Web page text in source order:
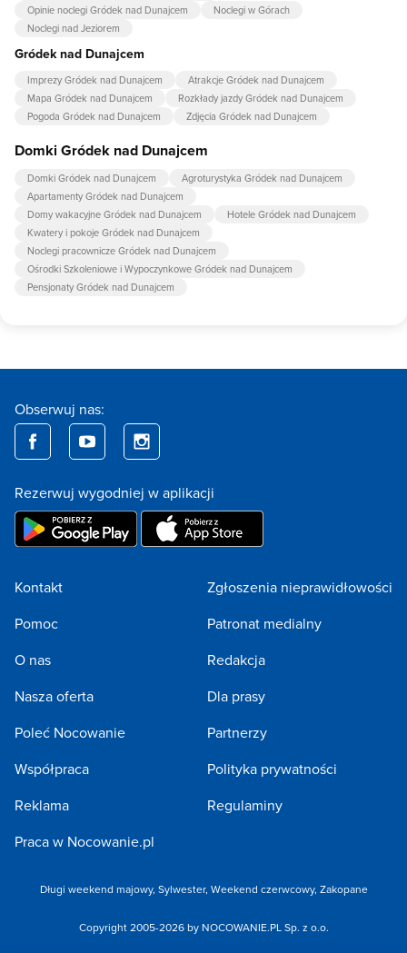
Opinie noclegi Gródek nad Dunajcem
Noclegi w Górach
Noclegi nad Jeziorem
Gródek nad Dunajcem
Imprezy Gródek nad Dunajcem
Atrakcje Gródek nad Dunajcem
Mapa Gródek nad Dunajcem
Rozkłady jazdy Gródek nad Dunajcem
Pogoda Gródek nad Dunajcem
Zdjęcia Gródek nad Dunajcem
Domki Gródek nad Dunajcem
Domki Gródek nad Dunajcem
Agroturystyka Gródek nad Dunajcem
Apartamenty Gródek nad Dunajcem
Domy wakacyjne Gródek nad Dunajcem
Hotele Gródek nad Dunajcem
Kwatery i pokoje Gródek nad Dunajcem
Noclegi pracownicze Gródek nad Dunajcem
Ośrodki Szkoleniowe i Wypoczynkowe Gródek nad Dunajcem
Pensjonaty Gródek nad Dunajcem
Obserwuj nas:
Rezerwuj wygodniej w aplikacji
Kontakt
Pomoc
O nas
Nasza oferta
Poleć Nocowanie
Współpraca
Reklama
Praca w Nocowanie.pl
Zgłoszenia nieprawidłowości
Patronat medialny
Redakcja
Dla prasy
Partnerzy
Polityka prywatności
Regulaminy
Długi weekend majowy, Sylwester, Weekend czerwcowy, Zakopane
Copyright 2005-2026 by NOCOWANIE.PL Sp. z o.o.